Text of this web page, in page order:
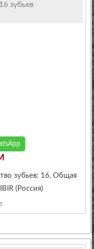
зубьев
зубьев: 16, Общая
(Россия)